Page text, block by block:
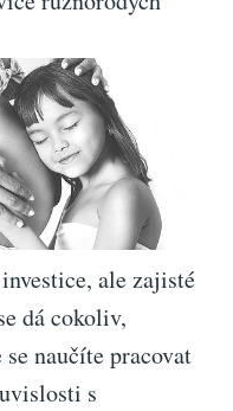
ale zajisté
dá cokoliv,
naučíte pracovat
s